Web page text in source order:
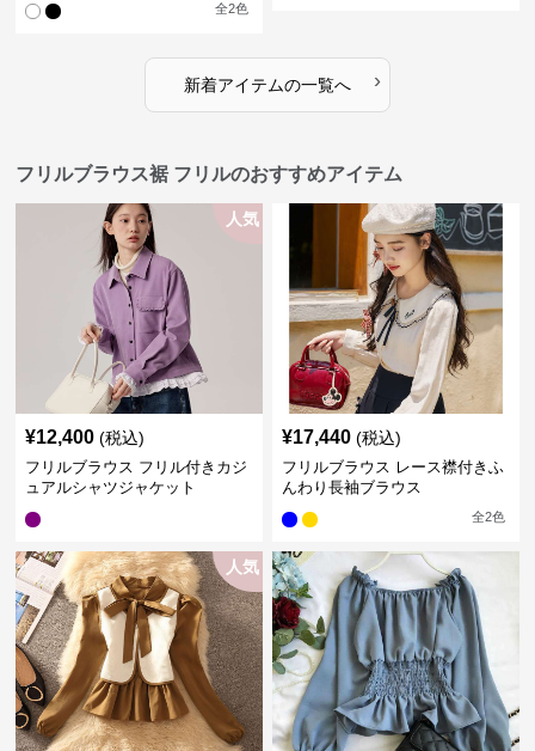
全2色
新着アイテムの一覧へ ›
フリルブラウス裾 フリルのおすすめアイテム
人気
¥12,400 (税込)
フリルブラウス フリル付きカジ
ュアルシャツジャケット
¥17,440 (税込)
フリルブラウス レース襟付きふ
んわり長袖ブラウス
全2色
人気